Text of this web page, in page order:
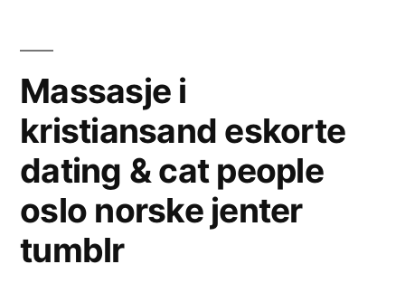
Massasje i
kristiansand eskorte
dating & cat people
oslo norske jenter
tumblr